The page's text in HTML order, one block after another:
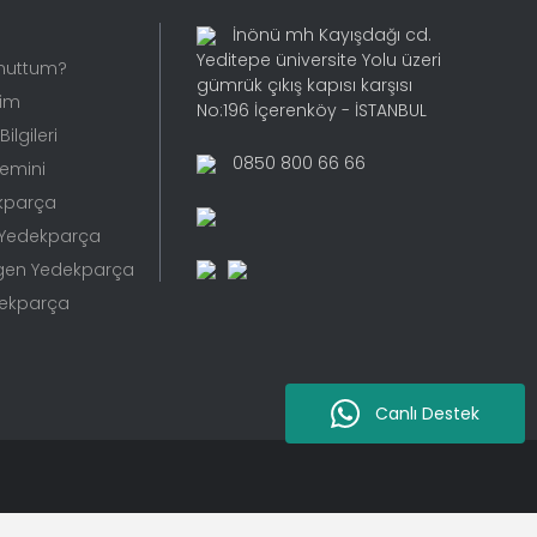
Yedekparça
İnönü mh Kayışdağı cd.
Yeditepe üniversite Yolu üzeri
gümrük çıkış kapısı karşısı
No:196 İçerenköy - İSTANBUL
0850 800 66 66
Canlı Destek